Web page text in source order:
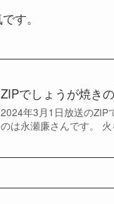
す。
ZIPでしょうが焼き
2024年3月1日放送のZIP
のは永瀬廉さんです。